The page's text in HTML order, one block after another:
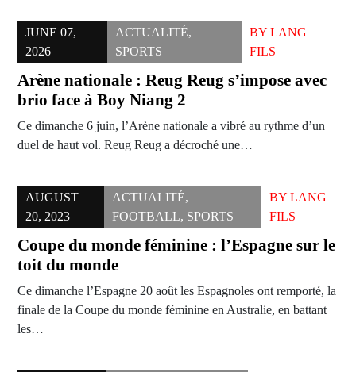
JUNE 07,
2026
ACTUALITÉ,
SPORTS
BYLANG
FILS
Arène nationale : Reug Reug s’impose avec
brio face à Boy Niang 2
Ce dimanche 6 juin, l’Arène nationale a vibré au rythme d’un
duel de haut vol. Reug Reug a décroché une…
AUGUST
20, 2023
ACTUALITÉ,
FOOTBALL, SPORTS
BYLANG
FILS
Coupe du monde féminine : l’Espagne sur le
toit du monde
Ce dimanche l’Espagne 20 août les Espagnoles ont remporté, la
finale de la Coupe du monde féminine en Australie, en battant
les…